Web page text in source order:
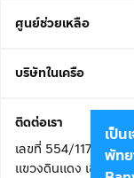
ศูนย์ช่วยเหลือ
บริษัทในเครือ
ติดต่อเรา
เลขที่ 554/117 อาคา
แขวงดินแดง เขตดินแดง
เป็น
พัทย